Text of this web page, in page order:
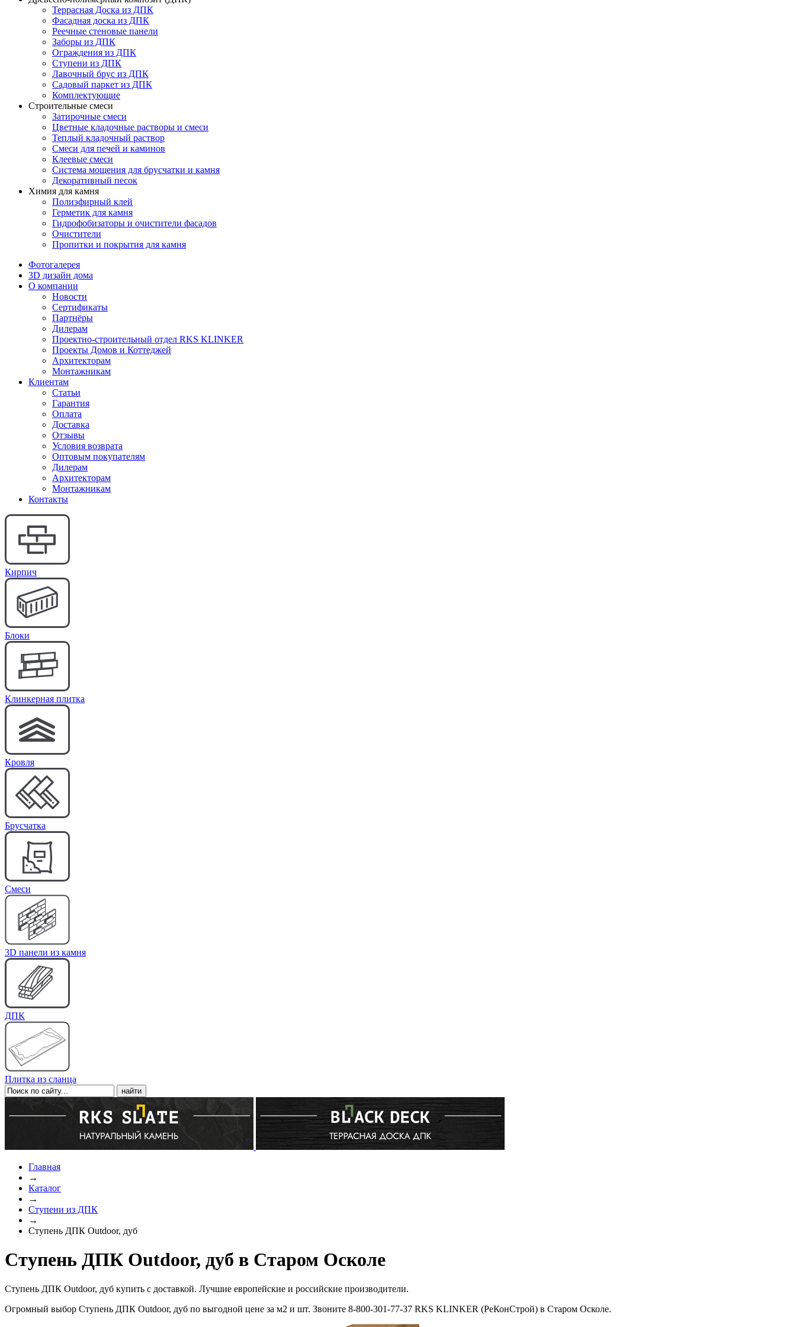
Террасная Доска из ДПК
Фасадная доска из ДПК
Реечные стеновые панели
Заборы из ДПК
Ограждения из ДПК
Ступени из ДПК
Лавочный брус из ДПК
Садовый паркет из ДПК
Комплектующие
Строительные смеси
Затирочные смеси
Цветные кладочные растворы и смеси
Теплый кладочный раствор
Смеси для печей и каминов
Клеевые смеси
Система мощения для брусчатки и камня
Декоративный песок
Химия для камня
Полиэфирный клей
Герметик для камня
Гидрофобизаторы и очистители фасадов
Очистители
Пропитки и покрытия для камня
Фотогалерея
3D дизайн дома
О компании
Новости
Сертификаты
Партнёры
Дилерам
Проектно-строительный отдел RKS KLINKER
Проекты Домов и Коттеджей
Архитекторам
Монтажникам
Клиентам
Статьи
Гарантия
Оплата
Доставка
Отзывы
Условия возврата
Оптовым покупателям
Дилерам
Архитекторам
Монтажникам
Контакты
Кирпич
Блоки
Клинкерная плитка
Кровля
Брусчатка
Cмеси
3D панели из камня
ДПК
Плитка из сланца
Главная
→
Каталог
→
Ступени из ДПК
→
Ступень ДПК Outdoor, дуб
Ступень ДПК Outdoor, дуб в Старом Осколе
Ступень ДПК Outdoor, дуб купить с доставкой. Лучшие европейские и российские производители.
Огромный выбор Ступень ДПК Outdoor, дуб по выгодной цене за м2 и шт. Звоните 8-800-301-77-37 RKS KLINKER (РеКонСтрой) в Старом Осколе.